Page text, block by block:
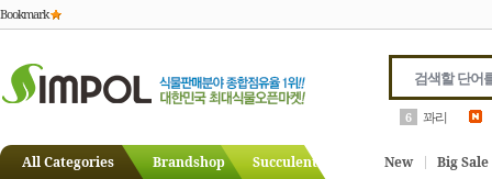
Bookmark
6 꽈리
All Categories Brandshop Succulent New Big Sale